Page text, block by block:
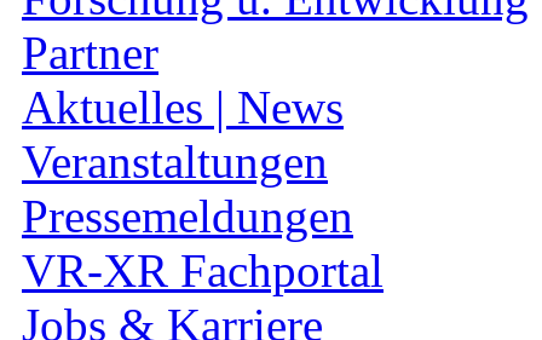
Partner
Aktuelles | News
Veranstaltungen
Pressemeldungen
VR-XR Fachportal
Jobs & Karriere